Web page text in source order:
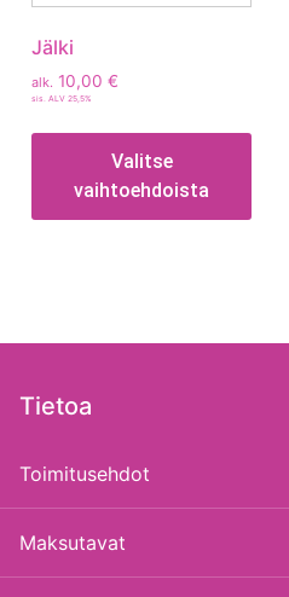
Jälki
alk. 10,00 €
sis. ALV 25,5%
Valitse
vaihtoehdoista
Tietoa
Toimitusehdot
Maksutavat